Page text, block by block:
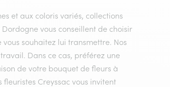
et aux coloris variés, collections
vous conseillent de choisir
souhaitez lui transmettre. Nos
Dans ce cas, préférez une
de votre bouquet de fleurs à
Creyssac vous invitent